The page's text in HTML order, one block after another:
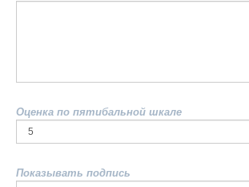
Оценка по пятибальной шкале
Показывать подпись